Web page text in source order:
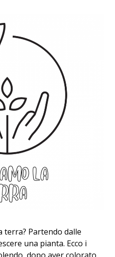
terra? Partendo dalle
una pianta. Ecco i